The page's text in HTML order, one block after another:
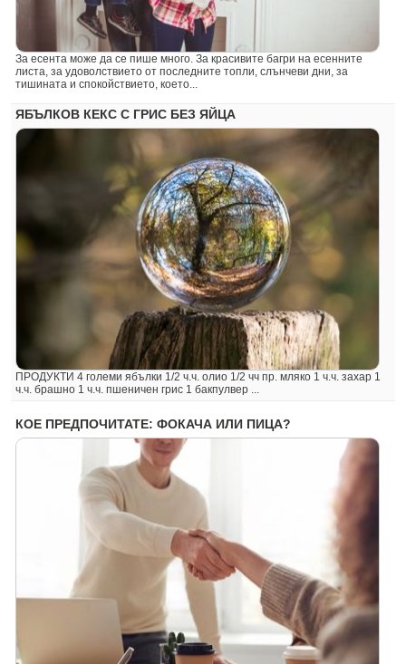
За есента може да се пише много. За красивите багри на есенните
листа, за удоволствието от последните топли, слънчеви дни, за
тишината и спокойствието, което...
ЯБЪЛКОВ КЕКС С ГРИС БЕЗ ЯЙЦА
ПРОДУКТИ 4 големи ябълки 1/2 ч.ч. олио 1/2 чч пр. мляко 1 ч.ч. захар 1
ч.ч. брашно 1 ч.ч. пшеничен грис 1 бакпулвер ...
КОЕ ПРЕДПОЧИТАТЕ: ФОКАЧА ИЛИ ПИЦА?